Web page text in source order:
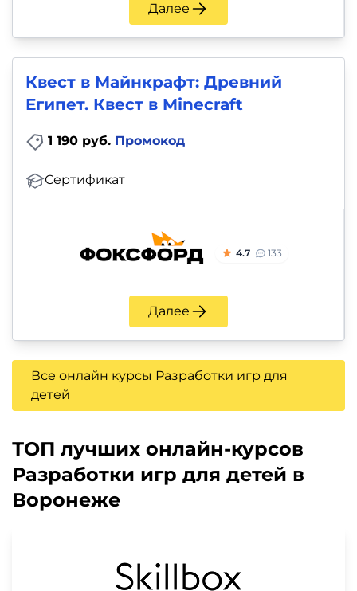
Далее
Квест в Майнкрафт: Древний
Египет. Квест в Minecraft
1 190 руб. Промокод
Сертификат
4.7 133
Далее
Все онлайн курсы Разработки игр для
детей
ТОП лучших онлайн-курсов
Разработки игр для детей в
Воронеже